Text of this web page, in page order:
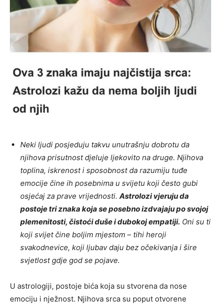
Neki ljudi posjeduju takvu unutrašnju dobrotu da
njihova prisutnost djeluje ljekovito na druge. Njihova
toplina, iskrenost i sposobnost da razumiju tuđe
emocije čine ih posebnima u svijetu koji često gubi
osjećaj za prave vrijednosti. Astrolozi vjeruju da
postoje tri znaka koja se posebno izdvajaju po svojoj
plemenitosti, čistoći duše i dubokoj empatiji. Oni su ti
koji svijet čine boljim mjestom – tihi heroji
svakodnevice, koji ljubav daju bez očekivanja i šire
svjetlost gdje god se pojave.
U astrologiji, postoje bića koja su stvorena da nose
emociju i nježnost. Njihova srca su poput otvorene